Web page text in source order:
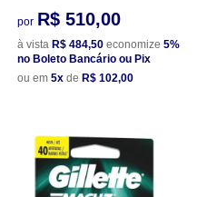
por R$ 510,00
à vista R$ 484,50 economize 5%
no Boleto Bancário ou Pix
ou em 5x de R$ 102,00